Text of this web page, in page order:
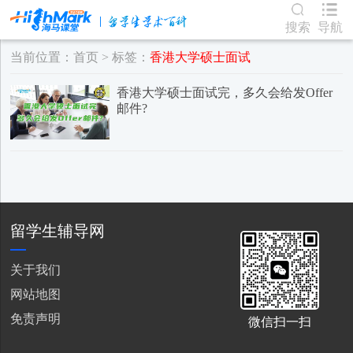
搜索 导航
当前位置：首页 > 标签：香港大学硕士面试
香港大学硕士面试完，多久会给发Offer
邮件?
留学生辅导网
关于我们
网站地图
免责声明
微信扫一扫